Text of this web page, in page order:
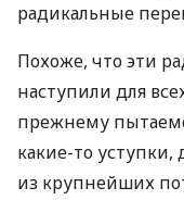
радикальные
Похоже, что эти
наступили для
прежнему
какие-то уступки,
из крупнейших